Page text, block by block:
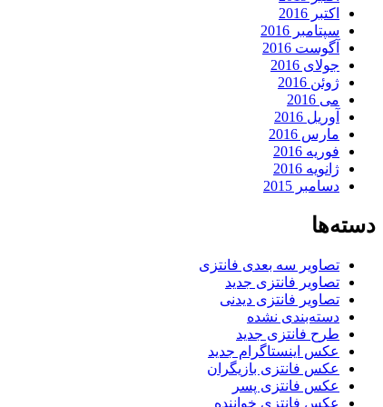
اکتبر 2016
سپتامبر 2016
آگوست 2016
جولای 2016
ژوئن 2016
می 2016
آوریل 2016
مارس 2016
فوریه 2016
ژانویه 2016
دسامبر 2015
دسته‌ها
تصاویر سه بعدی فانتزی
تصاویر فانتزی جدید
تصاویر فانتزی دیدنی
دسته‌بندی نشده
طرح فانتزی جدید
عکس اینستاگرام جدید
عکس فانتزی بازیگران
عکس فانتزی پسر
عکس فانتزی خواننده